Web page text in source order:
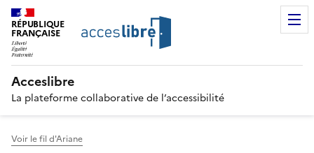
RÉPUBLIQUE
FRANÇAISE
Acceslibre
La plateforme collaborative de l’accessibilité
Voir le fil d'Ariane